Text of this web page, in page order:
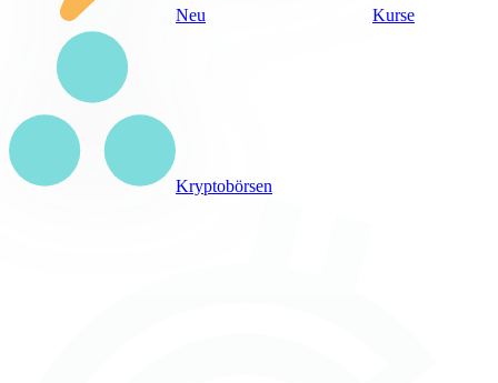
Neu Kurse
Kryptobörsen